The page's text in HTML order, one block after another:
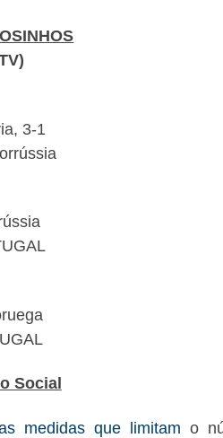
3-1
Social
medidas que limitam o